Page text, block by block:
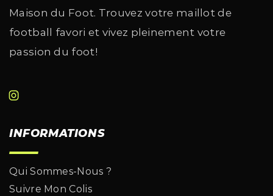
Maison du Foot. Trouvez votre maillot de
football favori et vivez pleinement votre
passion du foot!
INFORMATIONS
Qui Sommes-Nous ?
Suivre Mon Colis